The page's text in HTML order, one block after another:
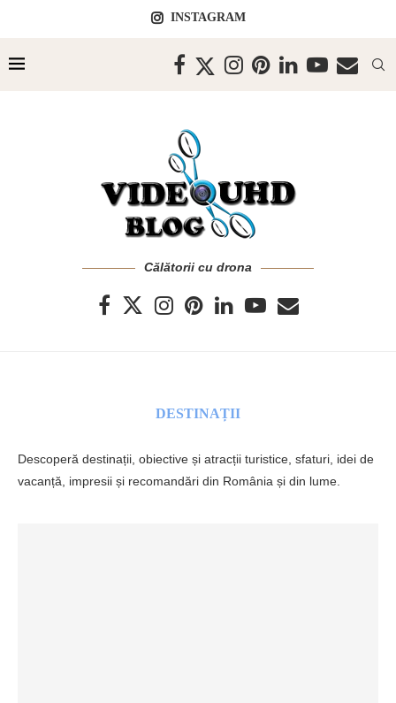
INSTAGRAM
Călătorii cu drona
DESTINAȚII
Descoperă destinații, obiective și atracții turistice, sfaturi, idei de
vacanță, impresii și recomandări din România și din lume.